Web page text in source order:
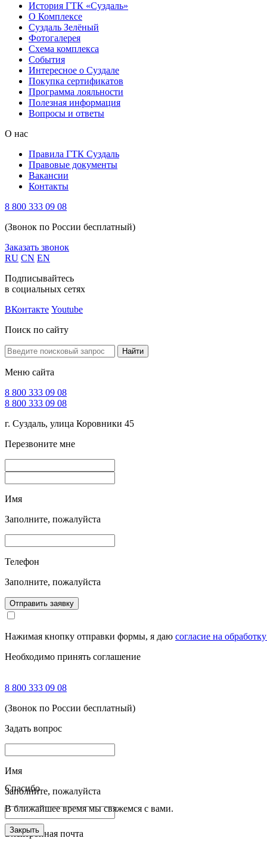
История ГТК «Суздаль»
О Комплексе
Суздаль Зелёный
Фотогалерея
Схема комплекса
Cобытия
Интересное о Суздале
Покупка сертификатов
Программа лояльности
Полезная информация
Вопросы и ответы
О нас
Правила ГТК Суздаль
Правовые документы
Вакансии
Контакты
8 800 333 09 08
(Звонок по России бесплатный)
Заказать звонок
RU CN EN
Подписывайтесь
в социальных сетях
ВКонтакте Youtube
Поиск по сайту
Найти
Меню сайта
8 800 333 09 08
8 800 333 09 08
г. Суздаль, улица Коровники 45
Перезвоните мне
Имя
Заполните, пожалуйста
Телефон
Заполните, пожалуйста
Отправить заявку
Нажимая кнопку отправки формы, я даю согласие на
Необходимо принять соглашение
8 800 333 09 08
(Звонок по России бесплатный)
Задать вопрос
Имя
Заполните, пожалуйста
Электронная почта
Спасибо
В ближайшее время мы свяжемся с вами.
Закрыть